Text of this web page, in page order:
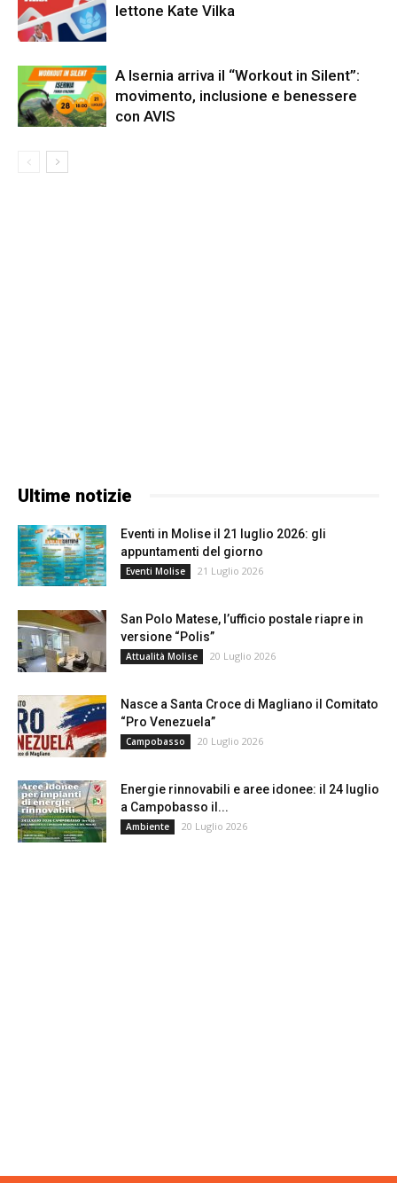
lettone Kate Vilka
A Isernia arriva il “Workout in Silent”:
movimento, inclusione e benessere
con AVIS
Ultime notizie
Eventi in Molise il 21 luglio 2026: gli
appuntamenti del giorno
Eventi Molise 21 Luglio 2026
San Polo Matese, l’ufficio postale riapre in
versione “Polis”
Attualità Molise 20 Luglio 2026
Nasce a Santa Croce di Magliano il Comitato
“Pro Venezuela”
Campobasso 20 Luglio 2026
Energie rinnovabili e aree idonee: il 24 luglio
a Campobasso il...
Ambiente 20 Luglio 2026